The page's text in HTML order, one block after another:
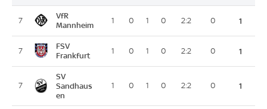
7
VfR
Mannheim
1 0 1 0 2:2 0 1
7
FSV
Frankfurt
1 0 1 0 2:2 0 1
7
SV
Sandhaus
en
1 0 1 0 2:2 0 1